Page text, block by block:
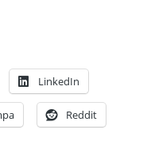
LinkedIn
Reddit